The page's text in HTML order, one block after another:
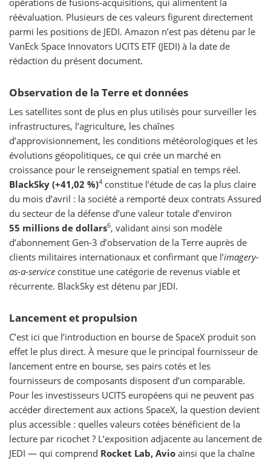
opérations de fusions-acquisitions, qui alimentent la
réévaluation. Plusieurs de ces valeurs figurent directement
parmi les positions de JEDI. Amazon n’est pas détenu par le
VanEck Space Innovators UCITS ETF (JEDI) à la date de
rédaction du présent document.
Observation de la Terre et données
Les satellites sont de plus en plus utilisés pour surveiller les
infrastructures, l’agriculture, les chaînes
d’approvisionnement, les conditions météorologiques et les
évolutions géopolitiques, ce qui crée un marché en
croissance pour le renseignement spatial en temps réel.
BlackSky (+41,02 %)4 constitue l’étude de cas la plus claire
du mois d’avril : la société a remporté deux contrats Assured
du secteur de la défense d’une valeur totale d’environ
55 millions de dollars6, validant ainsi son modèle
d’abonnement Gen-3 d’observation de la Terre auprès de
clients militaires internationaux et confirmant que l’imagery-
as-a-service constitue une catégorie de revenus viable et
récurrente. BlackSky est détenu par JEDI.
Lancement et propulsion
C’est ici que l’introduction en bourse de SpaceX produit son
effet le plus direct. À mesure que le principal fournisseur de
lancement entre en bourse, ses pairs cotés et les
fournisseurs de composants disposent d’un comparable.
Pour les investisseurs UCITS européens qui ne peuvent pas
accéder directement aux actions SpaceX, la question devient
plus accessible : quelles valeurs cotées bénéficient de la
lecture par ricochet ? L’exposition adjacente au lancement de
JEDI — qui comprend Rocket Lab, Avio ainsi que la chaîne